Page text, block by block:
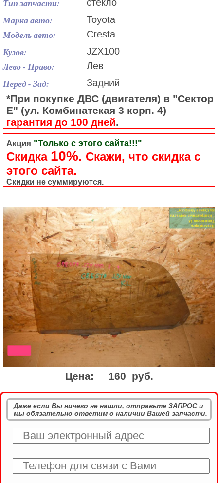
Тип запчасти: стекло
Марка авто: Toyota
Модель авто: Cresta
Кузов: JZX100
Лево - Право: Лев
Перед - Зад: Задний
*При покупке ДВС (двигателя) в "Сектор
Е" (ул. Комбинатская 3 корп. 4)
гарантия до 100 дней.
Акция "Только с этого сайта!!!"
Скидка 10%. Cкажи, что скидка с
этого сайта.
Скидки не суммируются.
Цена: 160 руб.
Даже если Вы ничего не нашли, отправьте ЗАПРОС и
мы обязательно ответим о наличии Вашей запчасти.